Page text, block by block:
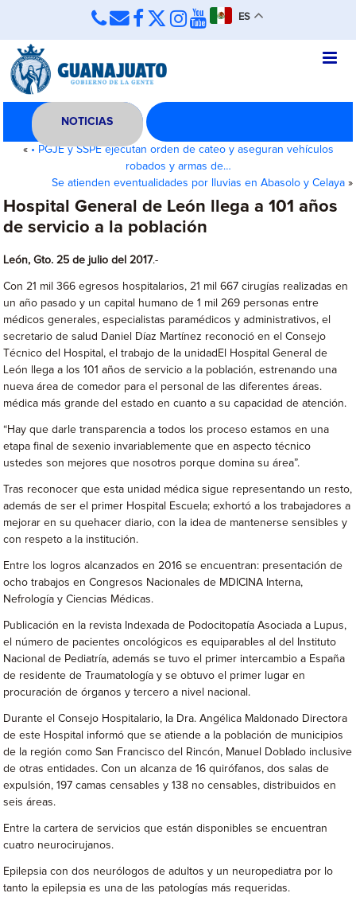
ES
NOTICIAS
« • PGJE y SSPE ejecutan orden de cateo y aseguran vehículos
robados y armas de…
Se atienden eventualidades por lluvias en Abasolo y Celaya»
Hospital General de León llega a 101 años
de servicio a la población
León, Gto. 25 de julio del 2017.-
Con 21 mil 366 egresos hospitalarios, 21 mil 667 cirugías realizadas en
un año pasado y un capital humano de 1 mil 269 personas entre
médicos generales, especialistas paramédicos y administrativos, el
secretario de salud Daniel Díaz Martínez reconoció en el Consejo
Técnico del Hospital, el trabajo de la unidadEl Hospital General de
León llega a los 101 años de servicio a la población, estrenando una
nueva área de comedor para el personal de las diferentes áreas.
médica más grande del estado en cuanto a su capacidad de atención.
“Hay que darle transparencia a todos los proceso estamos en una
etapa final de sexenio invariablemente que en aspecto técnico
ustedes son mejores que nosotros porque domina su área”.
Tras reconocer que esta unidad médica sigue representando un resto,
además de ser el primer Hospital Escuela; exhortó a los trabajadores a
mejorar en su quehacer diario, con la idea de mantenerse sensibles y
con respeto a la institución.
Entre los logros alcanzados en 2016 se encuentran: presentación de
ocho trabajos en Congresos Nacionales de MDICINA Interna,
Nefrología y Ciencias Médicas.
Publicación en la revista Indexada de Podocitopatía Asociada a Lupus,
el número de pacientes oncológicos es equiparables al del Instituto
Nacional de Pediatría, además se tuvo el primer intercambio a España
de residente de Traumatología y se obtuvo el primer lugar en
procuración de órganos y tercero a nivel nacional.
Durante el Consejo Hospitalario, la Dra. Angélica Maldonado Directora
de este Hospital informó que se atiende a la población de municipios
de la región como San Francisco del Rincón, Manuel Doblado inclusive
de otras entidades. Con un alcanza de 16 quirófanos, dos salas de
expulsión, 197 camas censables y 138 no censables, distribuidos en
seis áreas.
Entre la cartera de servicios que están disponibles se encuentran
cuatro neurocirujanos.
Epilepsia con dos neurólogos de adultos y un neuropediatra por lo
tanto la epilepsia es una de las patologías más requeridas.